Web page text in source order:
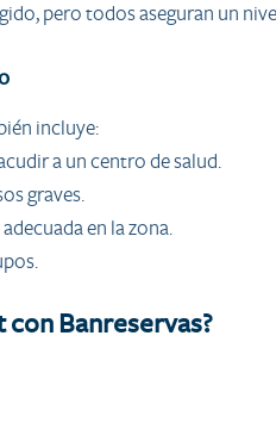
pero todos aseguran un
incluye:
a un centro de salud.
graves.
en la zona.
Banreservas?